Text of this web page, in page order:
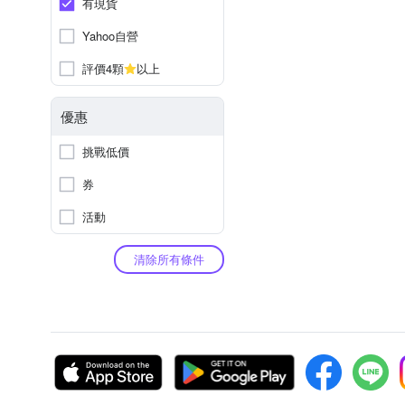
Yahoo自營
評價4顆
以上
優惠
挑戰低價
券
活動
清除所有條件